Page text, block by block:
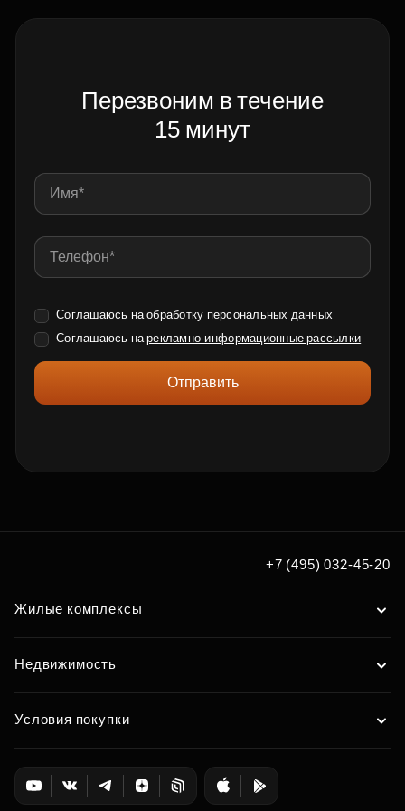
Перезвоним в течение
15 минут
Соглашаюсь на обработку персональных данных
Соглашаюсь нарекламно-информационные рассылки
Отправить
+7 (495) 032-45-20
Жилые комплексы
Недвижимость
Условия покупки